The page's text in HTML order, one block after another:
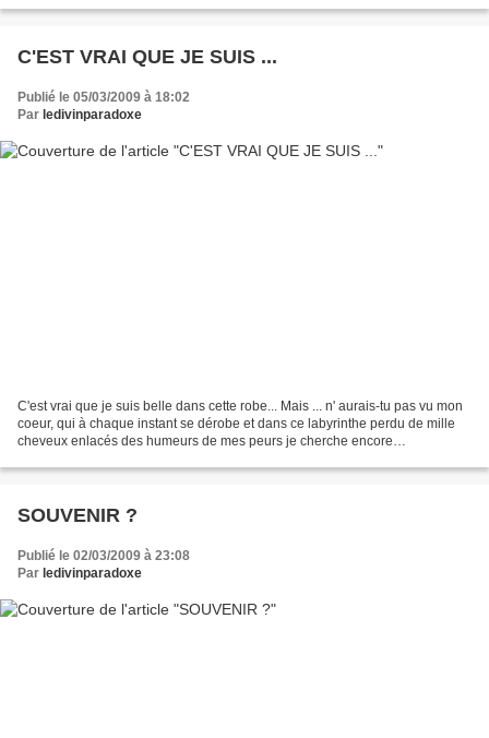
C'EST VRAI QUE JE SUIS ...
Publié le 05/03/2009 à 18:02
Par ledivinparadoxe
C'est vrai que je suis belle dans cette robe... Mais ... n' aurais-tu pas vu mon
coeur, qui à chaque instant se dérobe et dans ce labyrinthe perdu de mille
cheveux enlacés des humeurs de mes peurs je cherche encore
SOUVENIR ?
Publié le 02/03/2009 à 23:08
Par ledivinparadoxe